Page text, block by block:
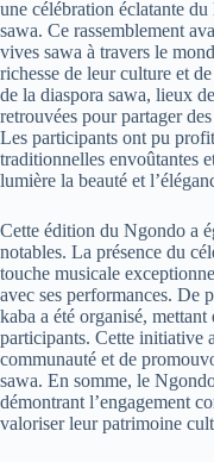
une célébration éclatante du
sawa. Ce rassemblement
vives sawa à travers le
richesse de leurculture etde
de la diaspora sawa, lieux
retrouvées pourpartagerdes
Les participants ontpu
traditionnelles envoûtantes
lumière la beauté et
Cette édition du Ngondo a
notables. La présence du
touche musicale
avec ses performances. De
kaba a été organisé, mettant
participants. Cette initiative
communauté etde
sawa. En somme, le
démontrantl’engagement
valoriserleurpatrimoine